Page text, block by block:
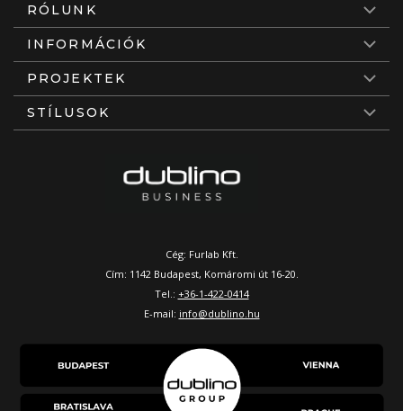
RÓLUNK
INFORMÁCIÓK
PROJEKTEK
STÍLUSOK
Cég: Furlab Kft.
Cím: 1142 Budapest, Komáromi út 16-20.
Tel.: +36-1-422-0414
E-mail: info@dublino.hu